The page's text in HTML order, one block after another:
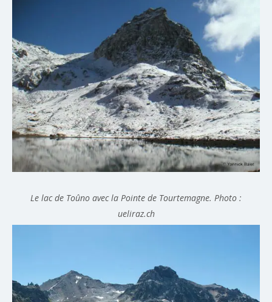
Le lac de Toûno avec la Pointe de Tourtemagne. Photo :
ueliraz.ch